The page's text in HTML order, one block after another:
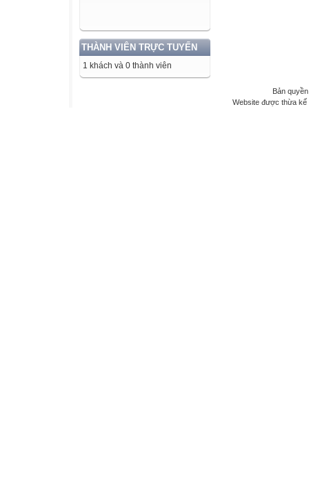
THÀNH VIÊN TRỰC TUYẾN
1 khách và 0 thành viên
Bản
Website được thừa